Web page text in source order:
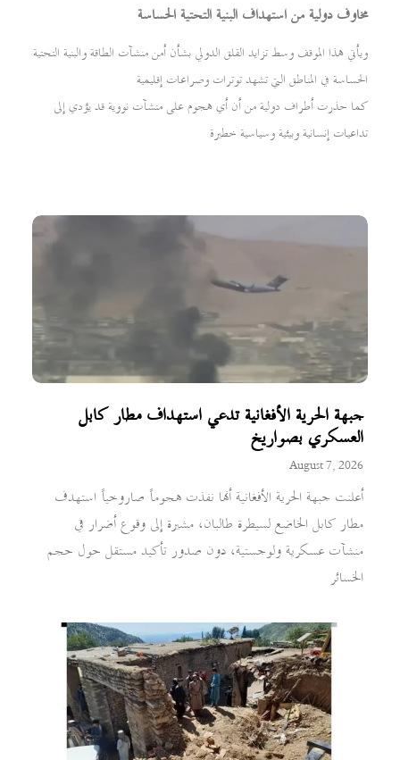
جبهة الحرية الأفغانية تدعي استهداف مطار كابل
العسكري بصواريخ
August 7, 2026
أعلنت جبهة الحرية الأفغانية أنها نفذت هجوماً صاروخياً استهدف
مطار كابل الخاضع لسيطرة طالبان، مشيرة إلى وقوع أضرار في
منشآت عسكرية ولوجستية، دون صدور تأكيد مستقل حول حجم
الخسائر
مخاوف دولية من استهداف البنية التحتية الحساسة
ويأتي هذا الموقف وسط تزايد القلق الدولي بشأن أمن منشآت الطاقة والبنية التحتية
الحساسة في المناطق التي تشهد توترات وصراعات إقليمية
كما حذرت أطراف دولية من أن أي هجوم على منشآت نووية قد يؤدي إلى
تداعيات إنسانية وبيئية وسياسية خطيرة